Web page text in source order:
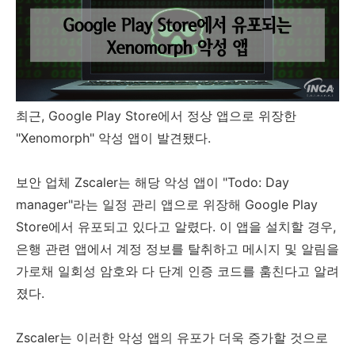
최근, Google Play Store에서 정상 앱으로 위장한
"Xenomorph" 악성 앱이 발견됐다.
보안 업체 Zscaler는 해당 악성 앱이 "Todo: Day
manager"라는 일정 관리 앱으로 위장해 Google Play
Store에서 유포되고 있다고 알렸다. 이 앱을 설치할 경우,
은행 관련 앱에서 계정 정보를 탈취하고 메시지 및 알림을
가로채 일회성 암호와 다 단계 인증 코드를 훔친다고 알려
졌다.
Zscaler는 이러한 악성 앱의 유포가 더욱 증가할 것으로